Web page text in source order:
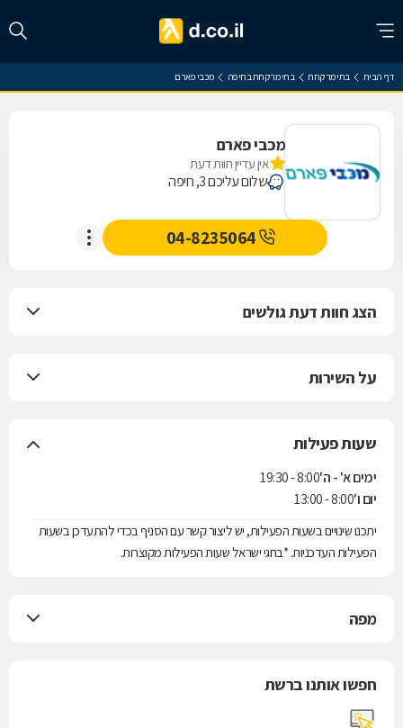
דף הבית בתי מרקחת בתי מרקחת בחיפה מכבי פארם
מכבי פארם
אין עדיין חוות דעת
שלום עליכם 3, חיפה
04-8235064
הצג חוות דעת גולשים
על השירות
שעות פעילות
ימים א' - ה'8:00 - 19:30
יום ו'8:00 - 13:00
יתכנו שינויים בשעות הפעילות, יש ליצור קשר עם הסניף בכדי להתעדכן בשעות
הפעילות העדכניות. *בחגי ישראל שעות הפעילות מקוצרות.
מפה
חפשו אותנו ברשת